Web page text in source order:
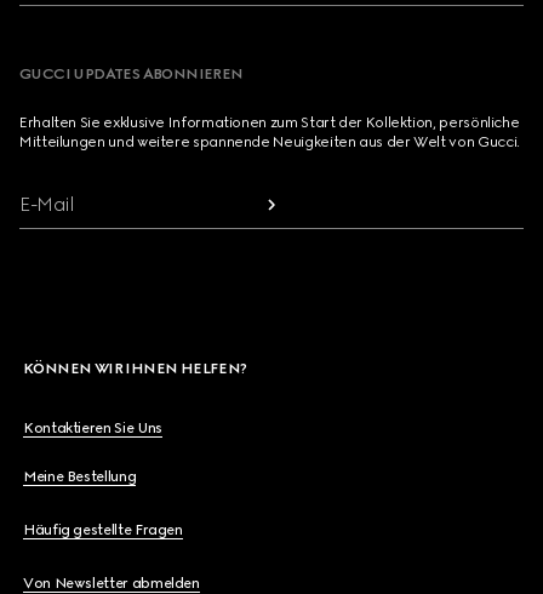
GUCCI UPDATES ABONNIEREN
Erhalten Sie exklusive Informationen zum Start der Kollektion, persönliche
Mitteilungen und weitere spannende Neuigkeiten aus der Welt von Gucci.
E-Mail
KÖNNEN WIR IHNEN HELFEN?
Kontaktieren Sie Uns
Meine Bestellung
Häufig gestellte Fragen
Von Newsletter abmelden